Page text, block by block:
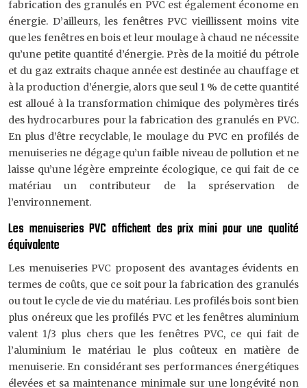
fabrication des granulés en PVC est également économe en
énergie. D’ailleurs, les fenêtres PVC vieillissent moins vite
que les fenêtres en bois et leur moulage à chaud ne nécessite
qu’une petite quantité d’énergie. Près de la moitié du pétrole
et du gaz extraits chaque année est destinée au chauffage et
à la production d’énergie, alors que seul 1 % de cette quantité
est alloué à la transformation chimique des polymères tirés
des hydrocarbures pour la fabrication des granulés en PVC.
En plus d’être recyclable, le moulage du PVC en profilés de
menuiseries ne dégage qu’un faible niveau de pollution et ne
laisse qu’une légère empreinte écologique, ce qui fait de ce
matériau un contributeur de la spréservation de
l’environnement.
Les menuiseries PVC affichent des prix mini pour une qualité
équivalente
Les menuiseries PVC proposent des avantages évidents en
termes de coûts, que ce soit pour la fabrication des granulés
ou tout le cycle de vie du matériau. Les profilés bois sont bien
plus onéreux que les profilés PVC et les fenêtres aluminium
valent 1/3 plus chers que les fenêtres PVC, ce qui fait de
l’aluminium le matériau le plus coûteux en matière de
menuiserie. En considérant ses performances énergétiques
élevées et sa maintenance minimale sur une longévité non